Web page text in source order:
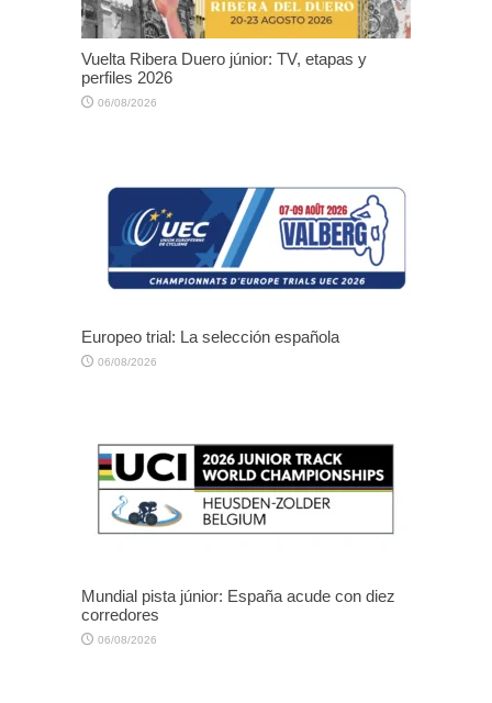
Vuelta Ribera Duero júnior: TV, etapas y
perfiles 2026
06/08/2026
Europeo trial: La selección española
06/08/2026
Mundial pista júnior: España acude con diez
corredores
06/08/2026